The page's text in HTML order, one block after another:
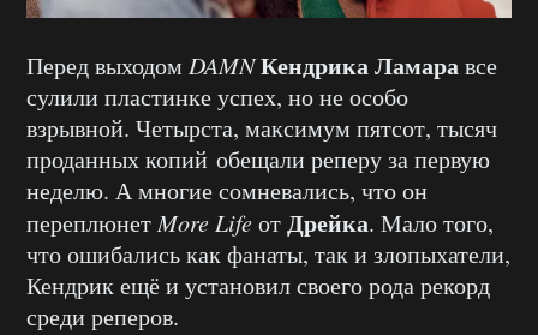
Перед выходом DAMNКендрика Ламаравсе
сулили пластинке успех, но не особо
взрывной. Четырста, максимум пятсот, тысяч
проданных копий обещали реперу за первую
неделю. А многие сомневались, что он
переплюнетMore LifeотДрейка. Мало того,
что ошибались как фанаты, так и злопыхатели,
Кендрик ещё и установил своего рода рекорд
среди реперов.